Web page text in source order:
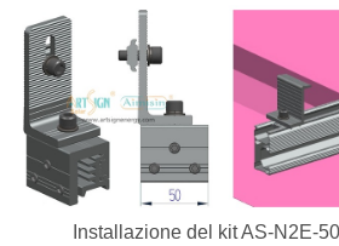
Installazione del kit AS-N2E-